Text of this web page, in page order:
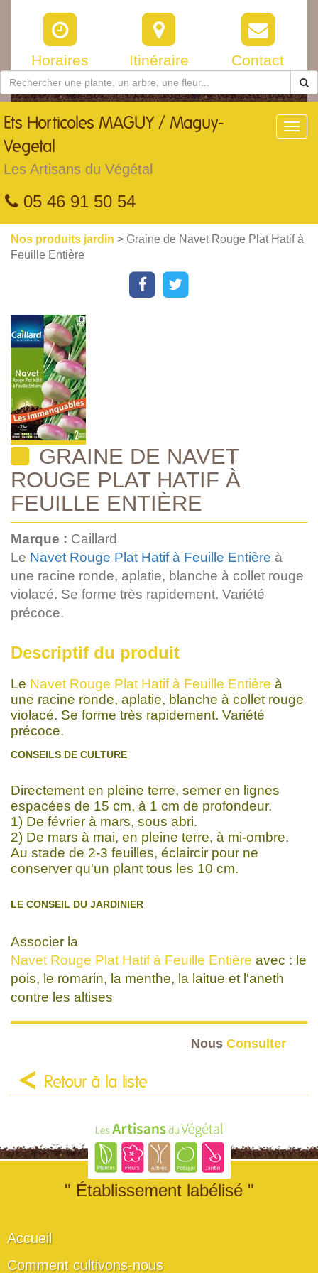
Horaires Itinéraire Contact
Ets Horticoles MAGUY / Maguy-
Vegetal
Les Artisans du Végétal
05 46 91 50 54
Nos produits jardin > Graine de Navet Rouge Plat Hatif à
Feuille Entière
GRAINE DE NAVET
ROUGE PLAT HATIF À
FEUILLE ENTIÈRE
Marque : Caillard
Le Navet Rouge Plat Hatif à Feuille Entière à
une racine ronde, aplatie, blanche à collet rouge
violacé. Se forme très rapidement. Variété
précoce.
Descriptif du produit
Le Navet Rouge Plat Hatif à Feuille Entière à
une racine ronde, aplatie, blanche à collet rouge
violacé. Se forme très rapidement. Variété
précoce.
CONSEILS DE CULTURE
Directement en pleine terre, semer en lignes
espacées de 15 cm, à 1 cm de profondeur.
1) De février à mars, sous abri.
2) De mars à mai, en pleine terre, à mi-ombre.
Au stade de 2-3 feuilles, éclaircir pour ne
conserver qu'un plant tous les 10 cm.
LE CONSEIL DU JARDINIER
Associer la
Navet Rouge Plat Hatif à Feuille Entière avec : le
pois, le romarin, la menthe, la laitue et l'aneth
contre les altises
Nous Consulter
Retour à la liste
" Établissement labélisé "
Accueil
Comment cultivons-nous